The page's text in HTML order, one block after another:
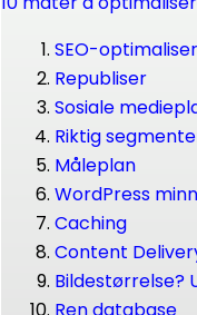
SEO-
Republiser
Sosiale
Riktig
Måleplan
WordPress
Caching
Content
Bildestørrelse?